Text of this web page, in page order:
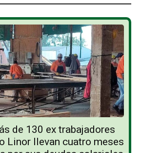
de 130 ex trabajadores
Linor llevan cuatro meses